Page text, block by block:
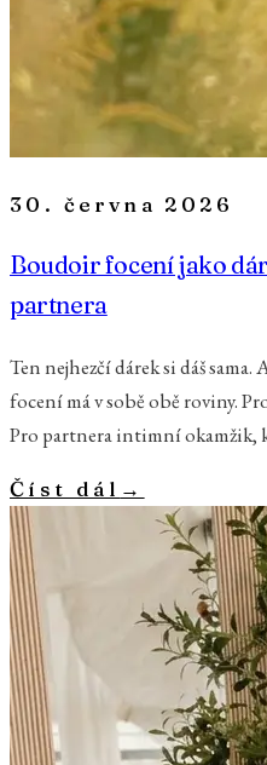
30. června 2026
Boudoir focení jako
partnera
Ten nejhezčí dárek si dáš
focení má v sobě obě roviny.
Pro partnera intimní okamžik,
Číst dál →